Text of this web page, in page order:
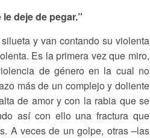
deje de pegar.”
y van contando su violenta
Es la primera vez que miro,
de género en la cual no
más de un complejo y doliente
de amor y con la rabia que se
así con ello una fractura que
A veces de un golpe, otras –las